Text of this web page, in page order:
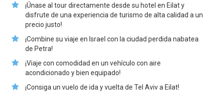
¡Únase al tour directamente desde su hotel en Eilat y
disfrute de una experiencia de turismo de alta calidad a un
precio justo!
¡Combine su viaje en Israel con la ciudad perdida nabatea
de Petra!
¡Viaje con comodidad en un vehículo con aire
acondicionado y bien equipado!
¡Consiga un vuelo de ida y vuelta de Tel Aviv a Eilat!